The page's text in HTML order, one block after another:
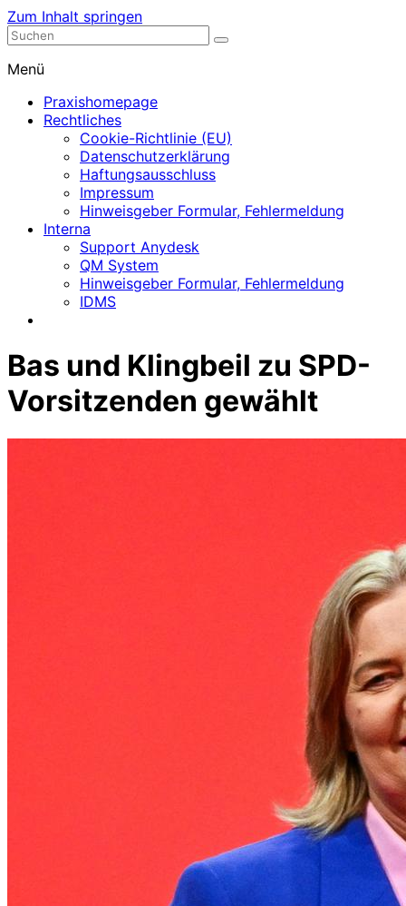
Zum Inhalt springen
Nephrologische Praxis mit Dialyse
Menü
Praxishomepage
Rechtliches
Cookie-Richtlinie (EU)
Datenschutzerklärung
Haftungsausschluss
Impressum
Hinweisgeber Formular, Fehlermeldung
Interna
Support Anydesk
QM System
Hinweisgeber Formular, Fehlermeldung
IDMS
Bas und Klingbeil zu SPD-
Vorsitzenden gewählt